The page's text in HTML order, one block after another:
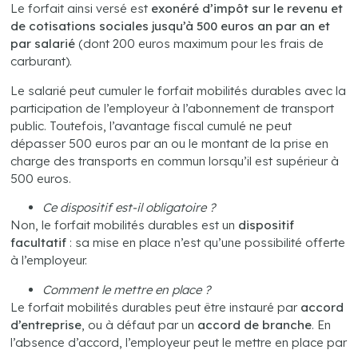
Le forfait ainsi versé est exonéré d’impôt sur le revenu et
de cotisations sociales jusqu’à 500 euros an par an et
par salarié(dont 200 euros maximum pour les frais de
carburant).
Le salarié peut cumuler le forfait mobilités durables avec la
participation de l’employeur à l’abonnement de transport
public. Toutefois, l’avantage fiscal cumulé ne peut
dépasser 500 euros par an ou le montant de la prise en
charge des transports en commun lorsqu’il est supérieur à
500 euros.
Ce dispositif est-il obligatoire ?
Non, le forfait mobilités durables est un dispositif
facultatif : sa mise en place n’est qu’une possibilité offerte
à l’employeur.
Comment le mettre en place ?
Le forfait mobilités durables peut être instauré par accord
d’entreprise , ou à défaut par un accord de branche. En
l’absence d’accord, l’employeur peut le mettre en place par